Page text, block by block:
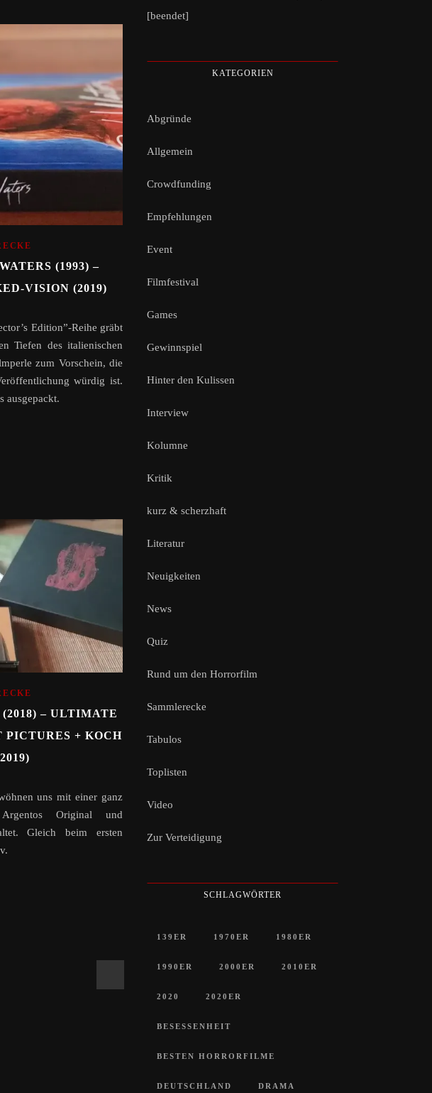
(1993) –
VISION (2019)
Edition”-Reihe gräbt
Tiefen des italienischen
zum Vorschein, die
würdig ist.
ausgepackt.
– ULTIMATE
+ KOCH
uns mit einer ganz
Original und
Gleich beim ersten
[beendet]
KATEGORIEN
Abgründe
Allgemein
Crowdfunding
Empfehlungen
Event
Filmfestival
Games
Gewinnspiel
Hinter den Kulissen
Interview
Kolumne
Kritik
kurz & scherzhaft
Literatur
Neuigkeiten
News
Quiz
Rund um den Horrorfilm
Sammlerecke
Tabulos
Toplisten
Video
Zur Verteidigung
SCHLAGWÖRTER
139ER 1970ER 1980ER
1990ER 2000ER 2010ER
2020 2020ER
BESESSENHEIT
BESTEN HORRORFILME
DEUTSCHLAND DRAMA